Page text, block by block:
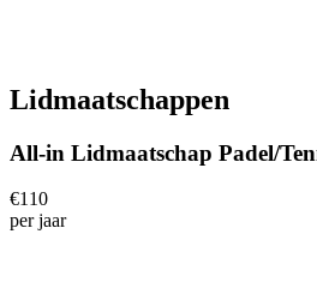
Lidmaatschappen
All-in Lidmaatschap Padel/
€110
perjaar